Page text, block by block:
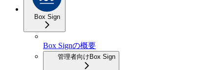
Box Sign
Box Signの概要
管理者向けBox Sign